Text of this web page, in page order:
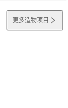
更多造物项目